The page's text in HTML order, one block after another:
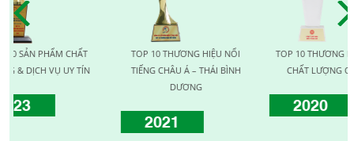
CHẤT
VỤ UY TÍN
TOP 10 THƯƠNG HIỆU NỔI
TIẾNG CHÂU Á – THÁI BÌNH
TOP 10 THƯƠNG HIỆU
CHẤT LƯỢNG QUỐC TẾ